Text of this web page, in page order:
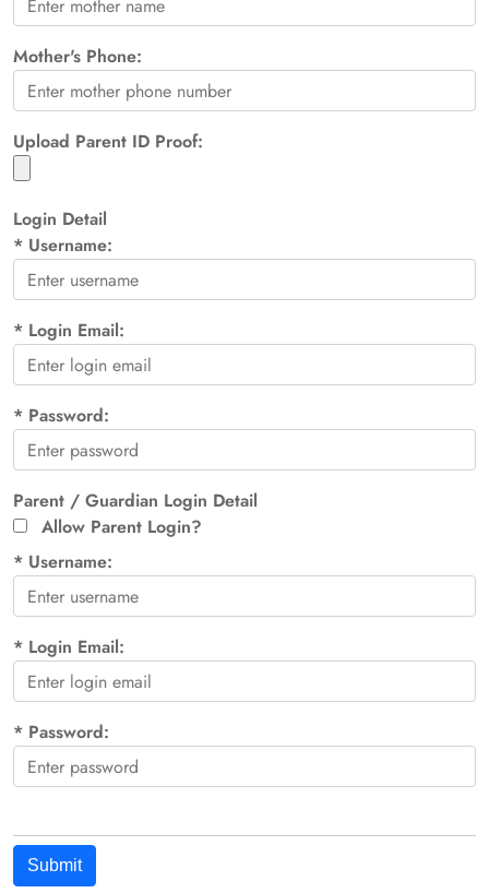
Mother's Phone:
Upload Parent ID Proof:
Login Detail
* Username:
* Login Email:
* Password:
Parent / Guardian Login Detail
Allow Parent Login?
* Username:
* Login Email:
* Password:
Submit